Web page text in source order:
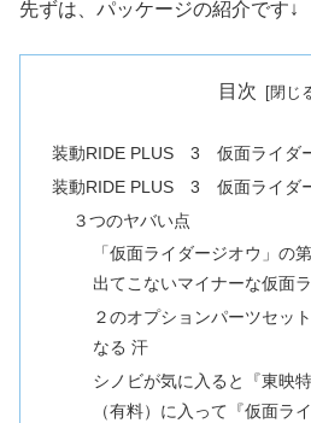
先ずは、パッケージの紹介です↓
目次
装動RIDE PLUS 3 仮面ライダ
装動RIDE PLUS 3 仮面ライダ
３つのヤバい点
「仮面ライダージオウ」の
出てこないマイナーな仮面
２のオプションパーツセッ
なる 汗
シノビが気に入ると『東映
（有料）に入って『仮面ラ